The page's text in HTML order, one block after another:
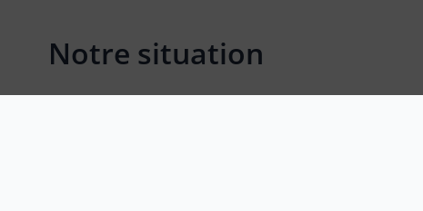
Notre situation
2 Quai de la République, 66660 Port-Vendres, France